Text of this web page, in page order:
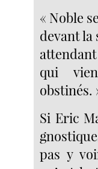
« Noble
devant la
qui
obstinés.
Si Eric
pas y